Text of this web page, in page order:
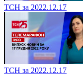
ТСН за 2022.12.17
ТСН за 2022.12.17